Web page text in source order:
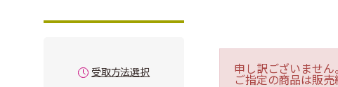
受取方法選択
申し訳ございません
ご指定の商品は販売